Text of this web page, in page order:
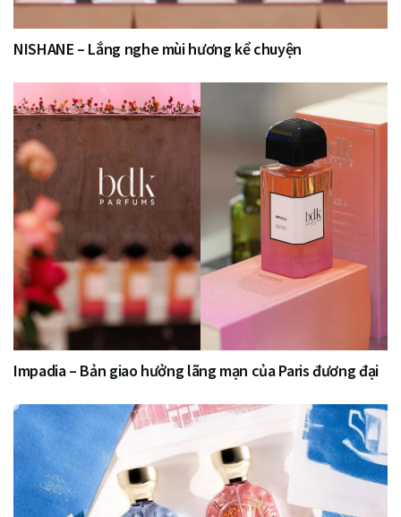
NISHANE – Lắng nghe mùi hương kể chuyện
Impadia – Bản giao hưởng lãng mạn của Paris đương đại